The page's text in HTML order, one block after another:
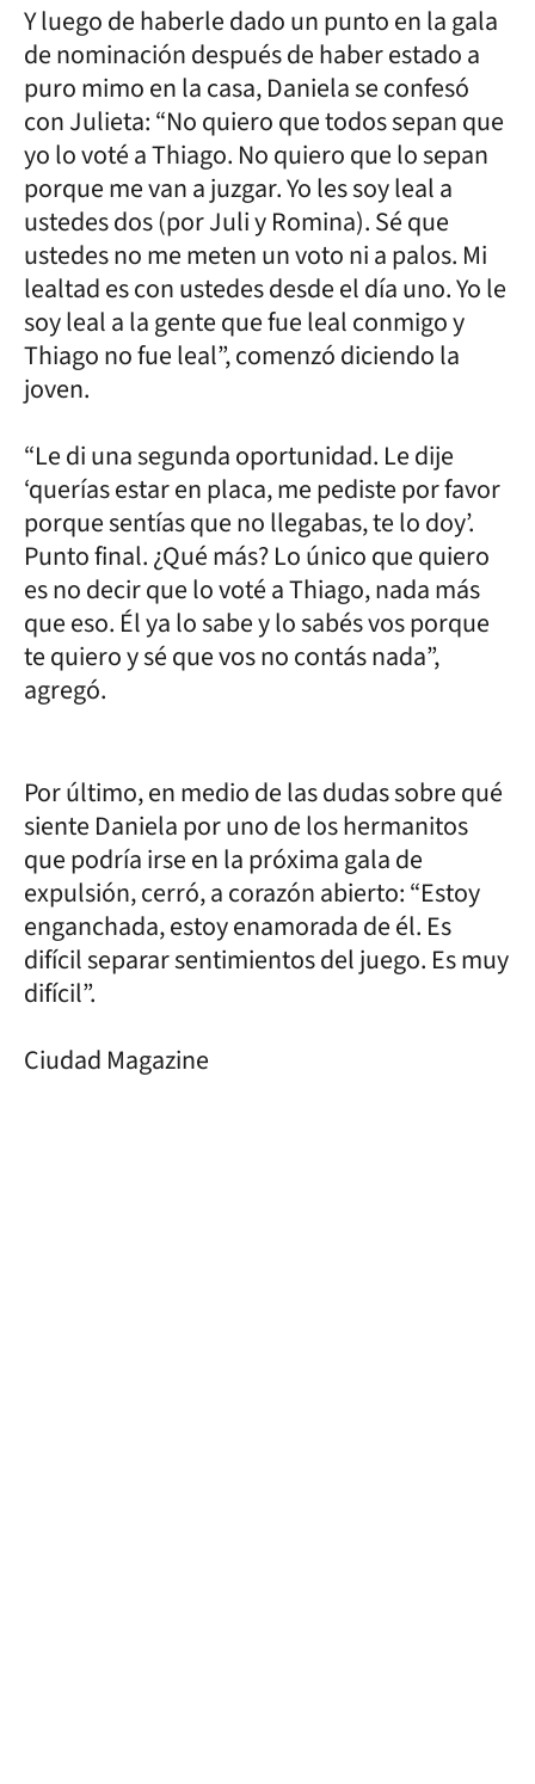
Y luego de haberle dado un punto en la gala
de nominación después de haber estado a
puro mimo en la casa, Daniela se confesó
con Julieta: “No quiero que todos sepan que
yo lo voté a Thiago. No quiero que lo sepan
porque me van a juzgar. Yo les soy leal a
ustedes dos (por Juli y Romina). Sé que
ustedes no me meten un voto ni a palos. Mi
lealtad es con ustedes desde el día uno. Yo le
soy leal a la gente que fue leal conmigo y
Thiago no fue leal”, comenzó diciendo la
joven.
“Le di una segunda oportunidad. Le dije
‘querías estar en placa, me pediste por favor
porque sentías que no llegabas, te lo doy’.
Punto final. ¿Qué más? Lo único que quiero
es no decir que lo voté a Thiago, nada más
que eso. Él ya lo sabe y lo sabés vos porque
te quiero y sé que vos no contás nada”,
agregó.
Por último, en medio de las dudas sobre qué
siente Daniela por uno de los hermanitos
que podría irse en la próxima gala de
expulsión, cerró, a corazón abierto: “Estoy
enganchada, estoy enamorada de él. Es
difícil separar sentimientos del juego. Es muy
difícil”.
Ciudad Magazine